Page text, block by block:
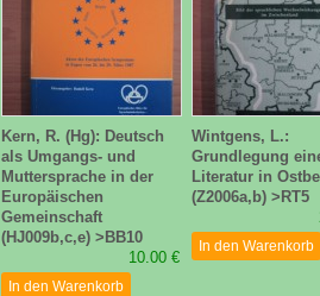
Kern, R. (Hg): Deutsch
als Umgangs- und
Muttersprache in der
Europäischen
Gemeinschaft
(HJ009b,c,e) >BB10
10.00 €
In den Warenkorb
Wintgens, L.:
Grundlegung
Literatur in
(Z2006a,b) >RT5
In den Warenkorb